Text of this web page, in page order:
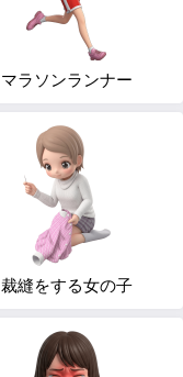
マラソンランナー
裁縫をする女の子